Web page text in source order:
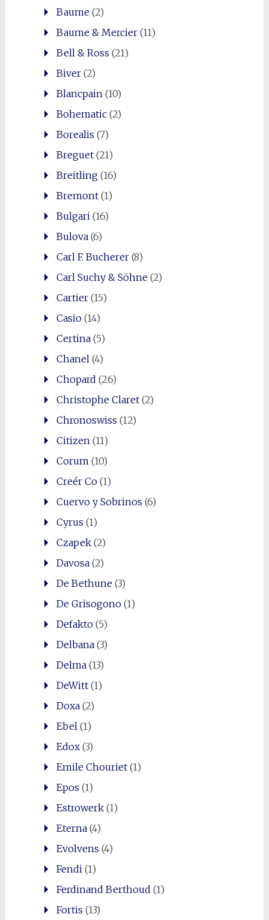
Baume(2)
Baume & Mercier(11)
Bell & Ross (21)
Biver(2)
Blancpain (10)
Bohematic(2)
Borealis (7)
Breguet(21)
Breitling(16)
Bremont(1)
Bulgari (16)
Bulova(6)
Carl F. Bucherer(8)
Carl Suchy & Söhne(2)
Cartier(15)
Casio(14)
Certina(5)
Chanel (4)
Chopard (26)
Christophe Claret(2)
Chronoswiss (12)
Citizen (11)
Corum (10)
Creér Co(1)
Cuervo y Sobrinos (6)
Cyrus (1)
Czapek(2)
Davosa(2)
De Bethune(3)
De Grisogono(1)
Defakto(5)
Delbana(3)
Delma(13)
DeWitt(1)
Doxa(2)
Ebel (1)
Edox(3)
Emile Chouriet(1)
Epos (1)
Estrowerk(1)
Eterna(4)
Evolvens (4)
Fendi (1)
Ferdinand Berthoud (1)
Fortis (13)